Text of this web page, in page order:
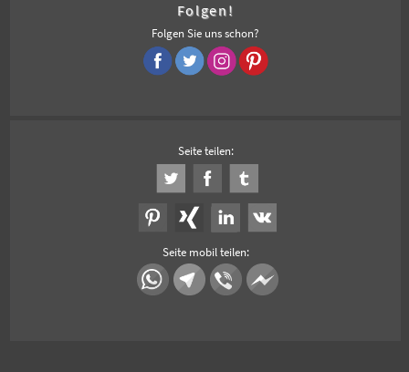
Folgen!
Folgen Sie uns schon?
Seite teilen:
Seite mobil teilen: